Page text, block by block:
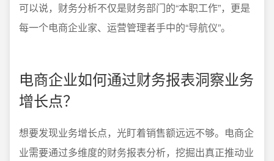
可以说，财务分析不仅是财务部门的“本职工作”，更是
每一个电商企业家、运营管理者手中的“导航仪”。
电商企业如何通过财务报表洞察业务
增长点？
想要发现业务增长点，光盯着销售额远远不够。电商企
业需要通过多维度的财务报表分析，挖掘出真正推动业